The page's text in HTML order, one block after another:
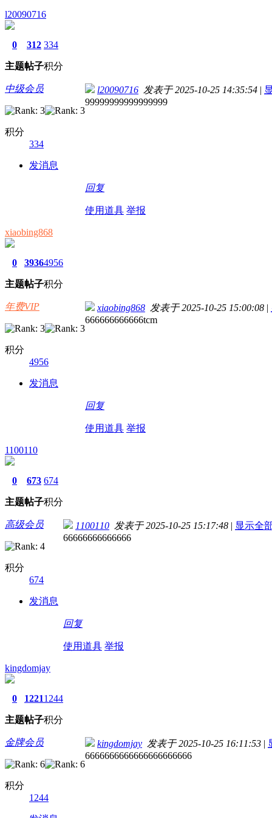
l20090716
0
主题
312
帖子
334
积分
中级会员
积分
334
发消息
l20090716 发表于 2025-10-25 14:35:54 |
99999999999999999
回复
使用道具 举报
xiaobing868
0
主题
3936
帖子
4956
积分
年费VIP
积分
4956
发消息
xiaobing868 发表于 2025-10-25 15:00:08 |
666666666666tcm
回复
使用道具 举报
1100110
0
主题
673
帖子
674
积分
高级会员
积分
674
发消息
1100110 发表于 2025-10-25 15:17:48 | 显示全
66666666666666
回复
使用道具 举报
kingdomjay
0
主题
1221
帖子
1244
积分
金牌会员
积分
1244
kingdomjay 发表于 2025-10-25 16:11:53 |
6666666666666666666666